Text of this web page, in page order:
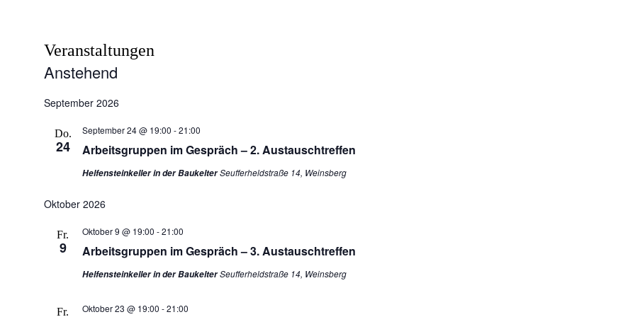
Veranstaltungen
Anstehend
wählen.
September 2026
Do.
24 Arbeitsgruppen im Gespräch – 2. Austauschtreffen
September 24 @ 19:00 -21:00
Helfensteinkeller in der BaukelterSeufferheldstraße 14, Weinsberg
Oktober 2026
Fr.
9 Arbeitsgruppen im Gespräch – 3. Austauschtreffen
Oktober 9 @ 19:00 -21:00
Helfensteinkeller in der BaukelterSeufferheldstraße 14, Weinsberg
Fr. Oktober 23 @ 19:00 -21:00